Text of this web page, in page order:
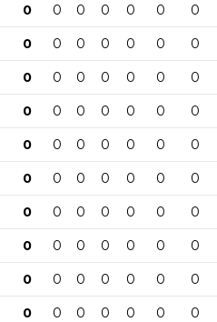
0 0 0 0 0 0 0
0 0 0 0 0 0 0
0 0 0 0 0 0 0
0 0 0 0 0 0 0
0 0 0 0 0 0 0
0 0 0 0 0 0 0
0 0 0 0 0 0 0
0 0 0 0 0 0 0
0 0 0 0 0 0 0
0 0 0 0 0 0 0